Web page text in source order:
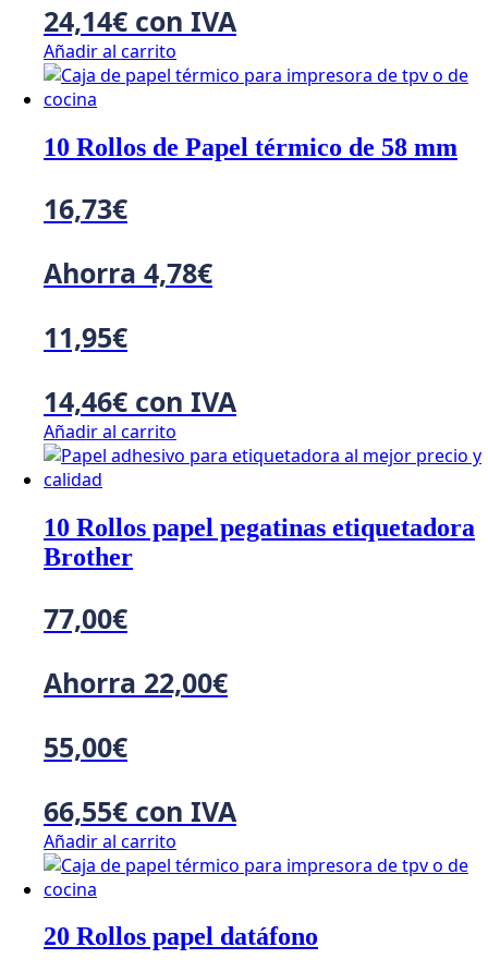
24,14€ con IVA
Añadir al carrito
10 Rollos de Papel térmico de 58 mm
16,73€
Ahorra 4,78€
11,95€
14,46€ con IVA
Añadir al carrito
10 Rollos papel pegatinas etiquetadora
Brother
77,00€
Ahorra 22,00€
55,00€
66,55€ con IVA
Añadir al carrito
20 Rollos papel datáfono